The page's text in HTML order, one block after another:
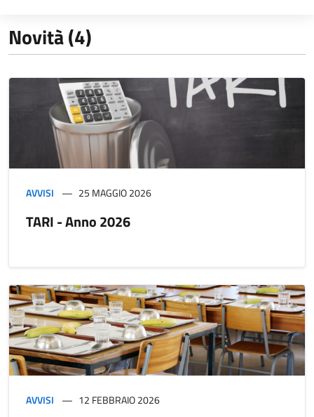
Novità (4)
AVVISI 25 MAGGIO 2026
TARI - Anno 2026
AVVISI 12 FEBBRAIO 2026